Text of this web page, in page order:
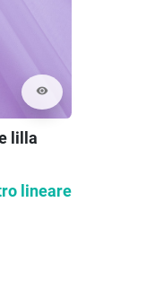
visibility
lilla
lineare